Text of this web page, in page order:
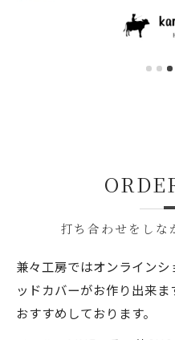
打ち合わせをしな
兼々工房ではオンライン
ッドカバーがお作り出来
おすすめしております。